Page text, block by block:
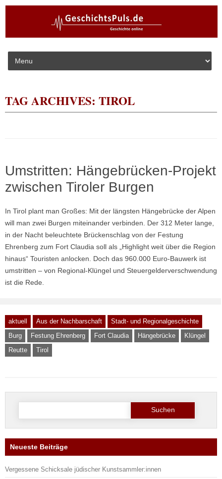
Skip to content
TAG ARCHIVES: TIROL
Umstritten: Hängebrücken-Projekt
zwischen Tiroler Burgen
In Tirol plant man Großes: Mit der längsten Hängebrücke der Alpen
will man zwei Burgen miteinander verbinden. Der 312 Meter lange,
in der Nacht beleuchtete Brückenschlag von der Festung
Ehrenberg zum Fort Claudia soll als „Highlight weit über die Region
hinaus“ Touristen anlocken. Doch das 960.000 Euro-Bauwerk ist
umstritten – von Regional-Klüngel und Steuergelderverschwendung
ist die Rede.
aktuell Aus der Nachbarschaft
Stadt- und Regionalgeschichte
Burg
Festung Ehrenberg Fort Claudia Hängebrücke
Klüngel
Reutte
Tirol
Suche
Neueste Beiträge
Vergessene Schicksale jüdischer Kunstsammler:innen